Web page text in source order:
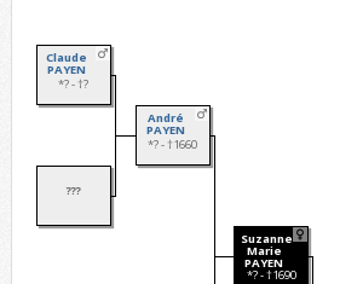
Claude
PAYEN
*? - †?
???
André
PAYEN
*? - †1660
Suzanne
Marie
PAYEN
*? - †1690